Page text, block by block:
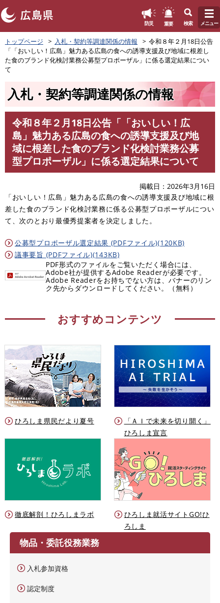
ペ
ー
の
防災 重要 検索 メニュー
トップページ 入札・契約等調達関係の情報
令和８年２月18日公告
「「おいしい！広島」魅力ある広島の食への誘導支援及び地域に根差し
た食のブランド化検討業務公募型プロポーザル」に係る選定結果につい
て
入札・契約等調達関係の情報
令和８年２月18日公告「「おいしい！広
島」魅力ある広島の食への誘導支援及び地
域に根差した食のブランド化検討業務公募
型プロポーザル」に係る選定結果について
掲載日
2026年3月16日
「おいしい！広島」魅力ある広島の食への誘導支援及び地域に根
差した食のブランド化検討業務に係る公募型プロポーザルについ
て、次のとおり最優秀提案者を決定しました。
公募型プロポーザル選定結果 (PDFファイル)(120KB)
議事要旨 (PDFファイル)(143KB)
PDF形式のファイルをご覧いただく場合には、
Adobe社が提供するAdobe Readerが必要です。
Adobe Readerをお持ちでない方は、バナーのリン
ク先からダウンロードしてください。（無料）
おすすめコンテンツ
ひろしま県民だより夏号
「ＡＩで未来を切り開く」
ひろしま宣言
徹底解剖！ひろしまラボ
ひろしま就活サイトGO!ひ
ろしま
物品・委託役務業務
入札参加資格
認定制度